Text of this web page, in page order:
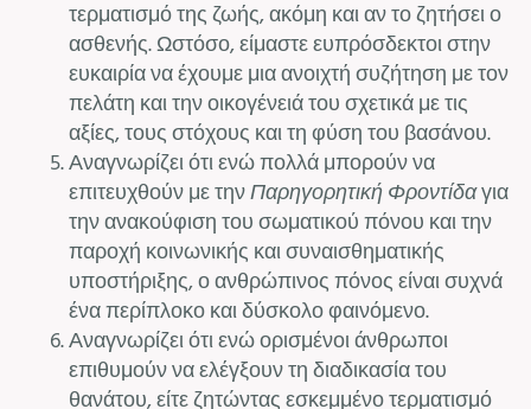
τερματισμό της ζωής, ακόμη και αν το ζητήσει ο
ασθενής. Ωστόσο, είμαστε ευπρόσδεκτοι στην
ευκαιρία να έχουμε μια ανοιχτή συζήτηση με τον
πελάτη και την οικογένειά του σχετικά με τις
αξίες, τους στόχους και τη φύση του βασάνου.
Αναγνωρίζει ότι ενώ πολλά μπορούν να
επιτευχθούν με τηνΠαρηγορητική Φροντίδαγια
την ανακούφιση του σωματικού πόνου και την
παροχή κοινωνικής και συναισθηματικής
υποστήριξης, ο ανθρώπινος πόνος είναι συχνά
ένα περίπλοκο και δύσκολο φαινόμενο.
Αναγνωρίζει ότι ενώ ορισμένοι άνθρωποι
επιθυμούν να ελέγξουν τη διαδικασία του
θανάτου, είτε ζητώντας εσκεμμένο τερματισμό